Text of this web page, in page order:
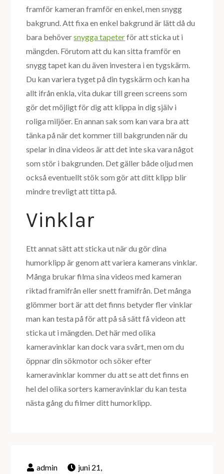
framför kameran framför en enkel, men snygg
bakgrund. Att fixa en enkel bakgrund är lätt då du
bara behöversnygga tapeterför att sticka ut i
mängden. Förutom att du kan sitta framför en
snygg tapet kan du även investera i en tygskärm.
Du kan variera tyget på din tygskärm och kan ha
allt ifrån enkla, vita dukar till green screens som
gör det möjligt för dig att klippa in dig själv i
roliga miljöer. En annan sak som kan vara bra att
tänka på när det kommer till bakgrunden när du
spelar in dina videos är att det inte ska vara något
som stör i bakgrunden. Det gäller både oljud men
också eventuellt stök som gör att ditt klipp blir
mindre trevligt att titta på.
Vinklar
Ett annat sätt att sticka ut när du gör dina
humorklipp är genom att variera kamerans vinklar.
Många brukar filma sina videos med kameran
riktad framifrån eller snett framifrån. Det många
glömmer bort är att det finns betyder fler vinklar
man kan testa på för att på så sätt få videon att
sticka ut i mängden. Det här med olika
kameravinklar kan dock vara svårt, men om du
öppnar din sökmotor och söker efter
kameravinklar kommer du att se att det finns en
hel del olika sorters kameravinklar du kan testa
nästa gång du filmer ditt humorklipp.
juni 21,